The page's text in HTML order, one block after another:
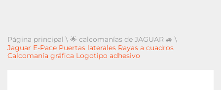
Página principal \ 🌟 calcomanías de JAGUAR 🚙 \
Jaguar E-Pace Puertas laterales Rayas a cuadros
Calcomanía gráfica Logotipo adhesivo